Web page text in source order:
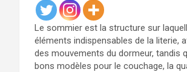
Le sommier est la structure sur
éléments indispensables de la literie,
des mouvements du dormeur, tandis
bons modèles pour le couchage, la